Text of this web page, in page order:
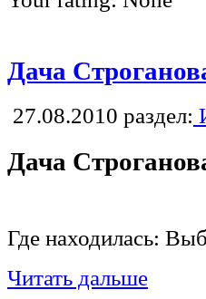
Дача
27.08.2010 раздел:
Дача
Где находилась:
Читать дальше